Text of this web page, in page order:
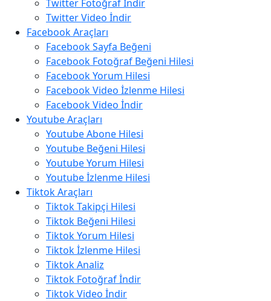
Twitter Fotoğraf İndir
Twitter Video İndir
Facebook Araçları
Facebook Sayfa Beğeni
Facebook Fotoğraf Beğeni Hilesi
Facebook Yorum Hilesi
Facebook Video İzlenme Hilesi
Facebook Video İndir
Youtube Araçları
Youtube Abone Hilesi
Youtube Beğeni Hilesi
Youtube Yorum Hilesi
Youtube İzlenme Hilesi
Tiktok Araçları
Tiktok Takipçi Hilesi
Tiktok Beğeni Hilesi
Tiktok Yorum Hilesi
Tiktok İzlenme Hilesi
Tiktok Analiz
Tiktok Fotoğraf İndir
Tiktok Video İndir